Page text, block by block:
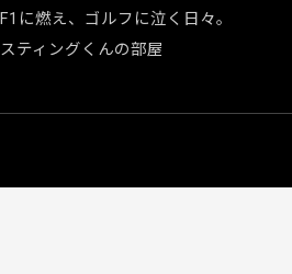
F1に燃え、ゴルフに泣く日々。
スティングくんの部屋